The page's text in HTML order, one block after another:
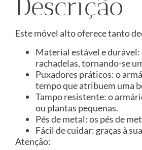
Descrição
Este móvel alto oferece tanto
Material estável e durável:
rachadelas, tornando-se
Puxadores práticos: o
tempo que atribuem uma
Tampo resistente: o
ou plantas pequenas.
Pés de metal: os pés de
Fácil de cuidar: graças à
Atenção: